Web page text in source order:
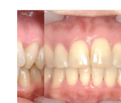
ラビアル矯正
成人矯正
抜歯